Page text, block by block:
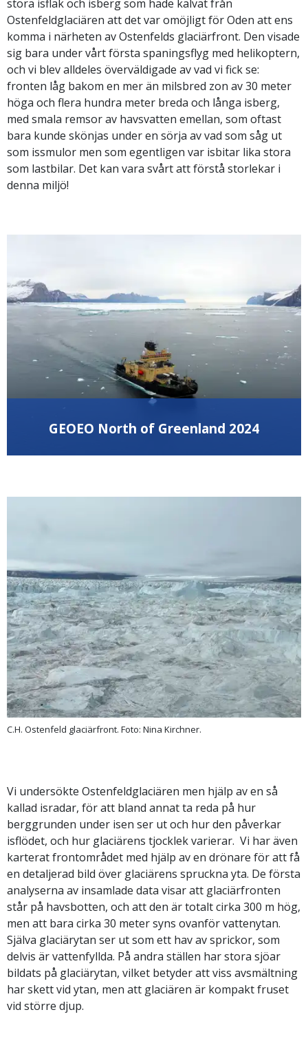
stora isflak och isberg som hade kalvat från
Ostenfeldglaciären att det var omöjligt för Oden att ens
komma i närheten av Ostenfelds glaciärfront. Den visade
sig bara under vårt första spaningsflyg med helikoptern,
och vi blev alldeles överväldigade av vad vi fick se:
fronten låg bakom en mer än milsbred zon av 30 meter
höga och flera hundra meter breda och långa isberg,
med smala remsor av havsvatten emellan, som oftast
bara kunde skönjas under en sörja av vad som såg ut
som issmulor men som egentligen var isbitar lika stora
som lastbilar. Det kan vara svårt att förstå storlekar i
denna miljö!
GEOEO North of Greenland 2024
C.H. Ostenfeld glaciärfront. Foto: Nina Kirchner.
Vi undersökte Ostenfeldglaciären men hjälp av en så
kallad isradar, för att bland annat ta reda på hur
berggrunden under isen ser ut och hur den påverkar
isflödet, och hur glaciärens tjocklek varierar. Vi har även
karterat frontområdet med hjälp av en drönare för att få
en detaljerad bild över glaciärens spruckna yta. De första
analyserna av insamlade data visar att glaciärfronten
står på havsbotten, och att den är totalt cirka 300 m hög,
men att bara cirka 30 meter syns ovanför vattenytan.
Själva glaciärytan ser ut som ett hav av sprickor, som
delvis är vattenfyllda. På andra ställen har stora sjöar
bildats på glaciärytan, vilket betyder att viss avsmältning
har skett vid ytan, men att glaciären är kompakt fruset
vid större djup.